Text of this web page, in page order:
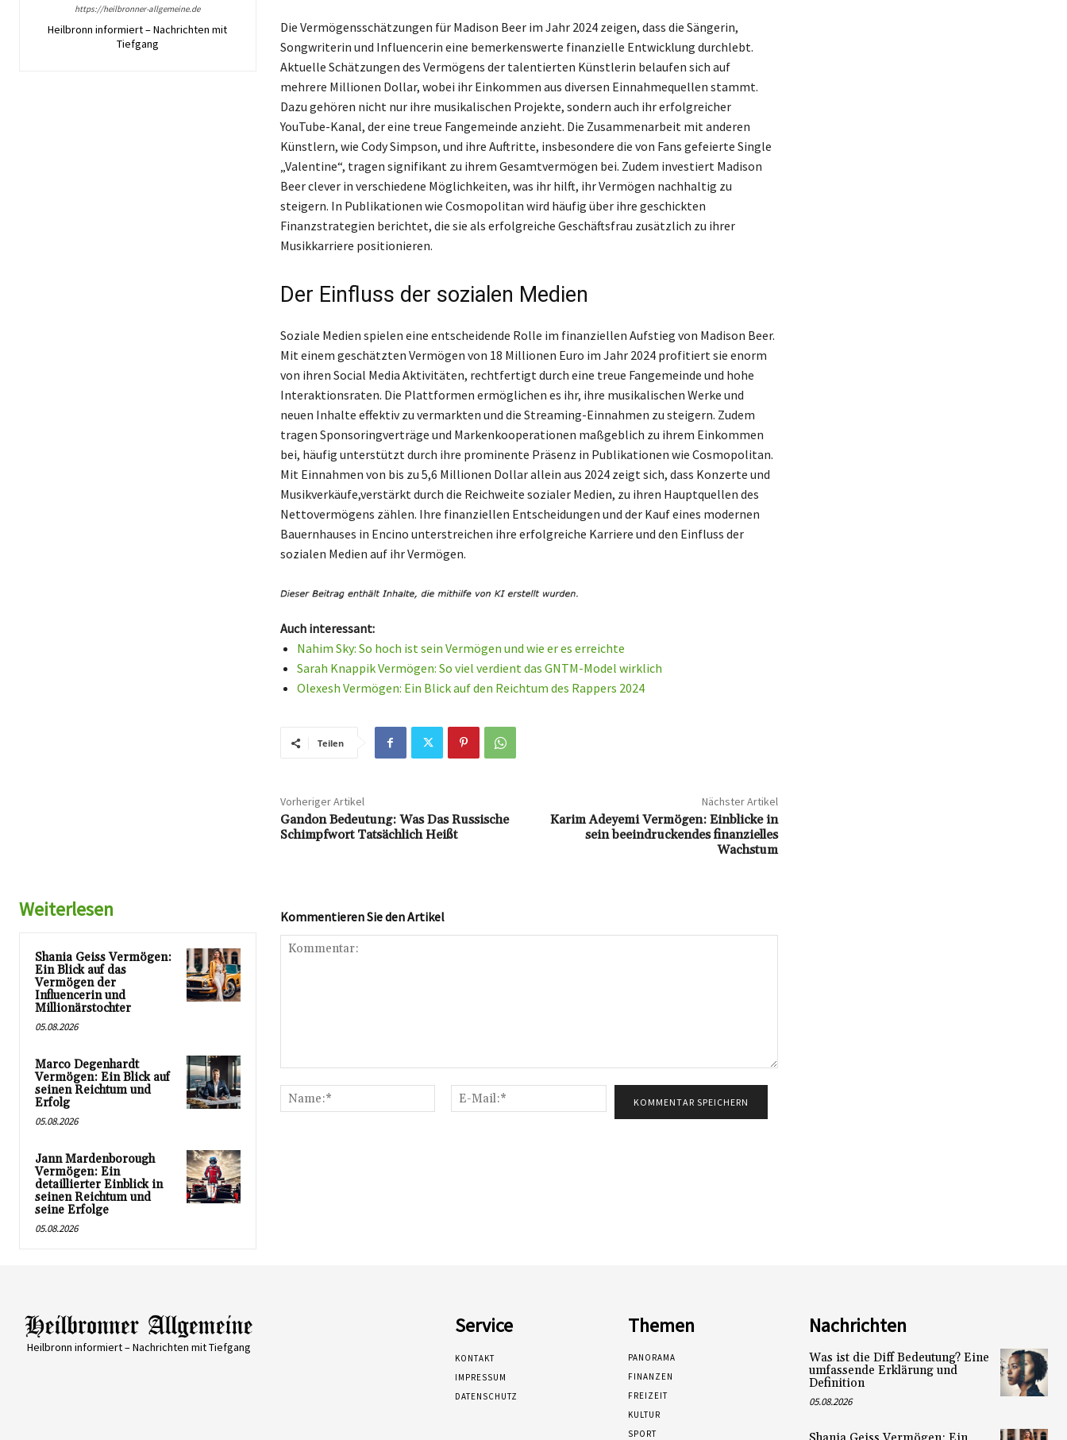
https://heilbronner-allgemeine.de
Heilbronn informiert – Nachrichten mit
Tiefgang
Die Vermögensschätzungen für Madison Beer im Jahr 2024 zeigen, dass die Sängerin,
Songwriterin und Influencerin eine bemerkenswerte finanzielle Entwicklung durchlebt.
Aktuelle Schätzungen des Vermögens der talentierten Künstlerin belaufen sich auf
mehrere Millionen Dollar, wobei ihr Einkommen aus diversen Einnahmequellen stammt.
Dazu gehören nicht nur ihre musikalischen Projekte, sondern auch ihr erfolgreicher
YouTube-Kanal, der eine treue Fangemeinde anzieht. Die Zusammenarbeit mit anderen
Künstlern, wie Cody Simpson, und ihre Auftritte, insbesondere die von Fans gefeierte Single
„Valentine“, tragen signifikant zu ihrem Gesamtvermögen bei. Zudem investiert Madison
Beer clever in verschiedene Möglichkeiten, was ihr hilft, ihr Vermögen nachhaltig zu
steigern. In Publikationen wie Cosmopolitan wird häufig über ihre geschickten
Finanzstrategien berichtet, die sie als erfolgreiche Geschäftsfrau zusätzlich zu ihrer
Musikkarriere positionieren.
Der Einfluss der sozialen Medien
Soziale Medien spielen eine entscheidende Rolle im finanziellen Aufstieg von Madison Beer.
Mit einem geschätzten Vermögen von 18 Millionen Euro im Jahr 2024 profitiert sie enorm
von ihren Social Media Aktivitäten, rechtfertigt durch eine treue Fangemeinde und hohe
Interaktionsraten. Die Plattformen ermöglichen es ihr, ihre musikalischen Werke und
neuen Inhalte effektiv zu vermarkten und die Streaming-Einnahmen zu steigern. Zudem
tragen Sponsoringverträge und Markenkooperationen maßgeblich zu ihrem Einkommen
bei, häufig unterstützt durch ihre prominente Präsenz in Publikationen wie Cosmopolitan.
Mit Einnahmen von bis zu 5,6 Millionen Dollar allein aus 2024 zeigt sich, dass Konzerte und
Musikverkäufe,verstärkt durch die Reichweite sozialer Medien, zu ihren Hauptquellen des
Nettovermögens zählen. Ihre finanziellen Entscheidungen und der Kauf eines modernen
Bauernhauses in Encino unterstreichen ihre erfolgreiche Karriere und den Einfluss der
sozialen Medien auf ihr Vermögen.
Auch interessant:
Nahim Sky: So hoch ist sein Vermögen und wie er es erreichte
Sarah Knappik Vermögen: So viel verdient das GNTM-Model wirklich
Olexesh Vermögen: Ein Blick auf den Reichtum des Rappers 2024
Teilen
Vorheriger Artikel
Gandon Bedeutung: Was Das Russische
Schimpfwort Tatsächlich Heißt
Nächster Artikel
Karim Adeyemi Vermögen: Einblicke in
sein beeindruckendes finanzielles
Wachstum
Weiterlesen
Shania Geiss Vermögen:
Ein Blick auf das
Vermögen der
Influencerin und
Millionärstochter
05.08.2026
Marco Degenhardt
Vermögen: Ein Blick auf
seinen Reichtum und
Erfolg
05.08.2026
Jann Mardenborough
Vermögen: Ein
detaillierter Einblick in
seinen Reichtum und
seine Erfolge
05.08.2026
Kommentieren Sie den Artikel
Name:*
Mail:*
Heilbronn informiert – Nachrichten mit Tiefgang
Service
KONTAKT
IMPRESSUM
DATENSCHUTZ
Themen
PANORAMA
FINANZEN
FREIZEIT
KULTUR
SPORT
Nachrichten
Was ist die Diff Bedeutung? Eine
umfassende Erklärung und
Definition
05.08.2026